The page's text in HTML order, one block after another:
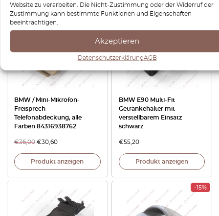
Website zu verarbeiten. Die Nicht-Zustimmung oder der Widerruf der
Zustimmung kann bestimmte Funktionen und Eigenschaften
beeinträchtigen.
Akzeptieren
DatenschutzerklärungAGB
-15%
BMW / Mini-Mikrofon-
Freisprech-
Telefonabdeckung, alle
Farben 84316938762
€36,00 €30,60
Produkt anzeigen
BMW E90 Multi-Fit
Getränkehalter mit
verstellbarem Einsatz
schwarz
€55,20
Produkt anzeigen
-15%